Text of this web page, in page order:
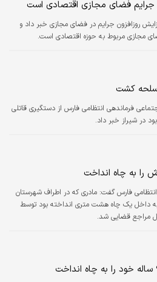
روزافزون جرایم در فضای مجازی خبر داد و
اسلحه کشت
فرماندهی انتظامی فارس از دستگیری قاتلی
در شیراز خبر داد.
فارس گفت: مادری که در اطراف شهرستان
ساله خود را به داخل یک چاه هشت متری انداخته بود توسط
مراجع قضایی شد.